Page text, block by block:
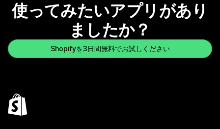
使ってみたいアプリがあり
ましたか？
Shopifyを3日間無料でお試しください